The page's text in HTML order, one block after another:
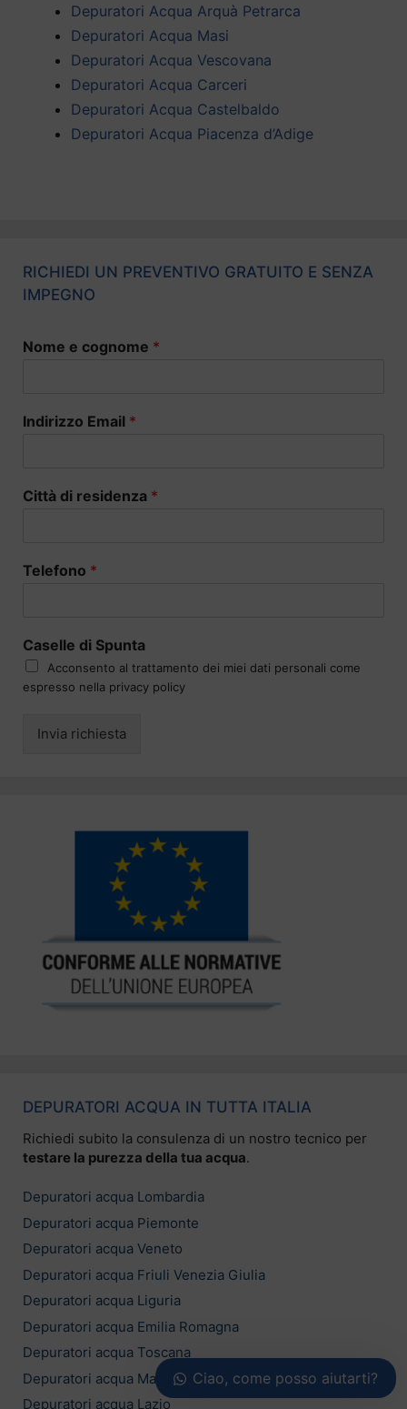
Depuratori Acqua Arquà Petrarca
Depuratori Acqua Masi
Depuratori Acqua Vescovana
Depuratori Acqua Carceri
Depuratori Acqua Castelbaldo
Depuratori Acqua Piacenza d’Adige
RICHIEDI UN PREVENTIVO GRATUITO E SENZA
IMPEGNO
Nome e cognome *
Indirizzo Email *
Città di residenza *
Telefono *
Caselle di Spunta
Acconsento al trattamento dei miei dati personali come
espresso nella privacy policy
Invia richiesta
DEPURATORI ACQUA IN TUTTA ITALIA
Richiedi subito la consulenza di un nostro tecnico per
testare la purezza della tua acqua.
Depuratori acqua Lombardia
Depuratori acqua Piemonte
Depuratori acqua Veneto
Depuratori acqua Friuli Venezia Giulia
Depuratori acqua Liguria
Depuratori acqua Emilia Romagna
Depuratori acqua Toscana
Depuratori acqua Marche
Depuratori acqua Lazio
Ciao, come posso aiutarti?